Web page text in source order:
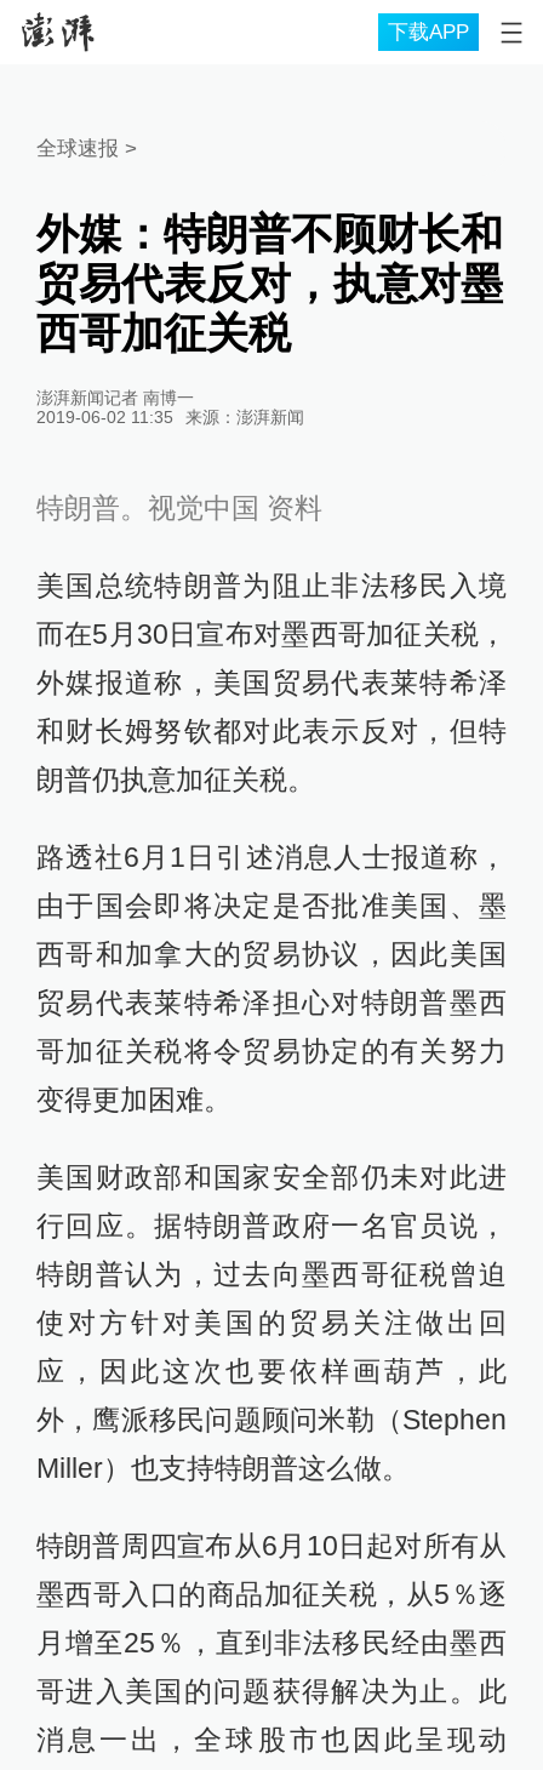
下载APP
全球速报 >
外媒：特朗普不顾财长和
贸易代表反对，执意对墨
西哥加征关税
澎湃新闻记者 南博一
2019-06-02 11:35
来源： 澎湃新闻
特朗普。视觉中国 资料
美国总统特朗普为阻止非法移民入境
而在5月30日宣布对墨西哥加征关税，
外媒报道称，美国贸易代表莱特希泽
和财长姆努钦都对此表示反对，但特
朗普仍执意加征关税。
路透社6月1日引述消息人士报道称，
由于国会即将决定是否批准美国、墨
西哥和加拿大的贸易协议，因此美国
贸易代表莱特希泽担心对特朗普墨西
哥加征关税将令贸易协定的有关努力
变得更加困难。
美国财政部和国家安全部仍未对此进
行回应。据特朗普政府一名官员说，
特朗普认为，过去向墨西哥征税曾迫
使对方针对美国的贸易关注做出回
应，因此这次也要依样画葫芦，此
外，鹰派移民问题顾问米勒（Stephen
Miller）也支持特朗普这么做。
特朗普周四宣布从6月10日起对所有从
墨西哥入口的商品加征关税，从5％逐
月增至25％，直到非法移民经由墨西
哥进入美国的问题获得解决为止。此
消息一出，全球股市也因此呈现动